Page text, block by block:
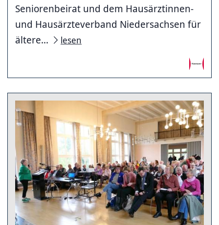
Seniorenbeirat und dem Hausärztinnen-
und Hausärzteverband Niedersachsen für
ältere...
lesen